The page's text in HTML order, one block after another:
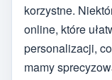
korzystne.
online, które
personalizacji,
mamy